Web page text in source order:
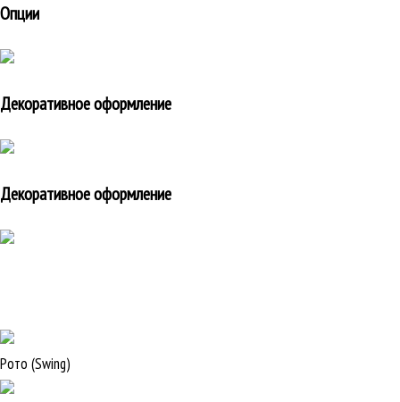
Опции
Декоративное оформление
Декоративное оформление
Рото (Swing)